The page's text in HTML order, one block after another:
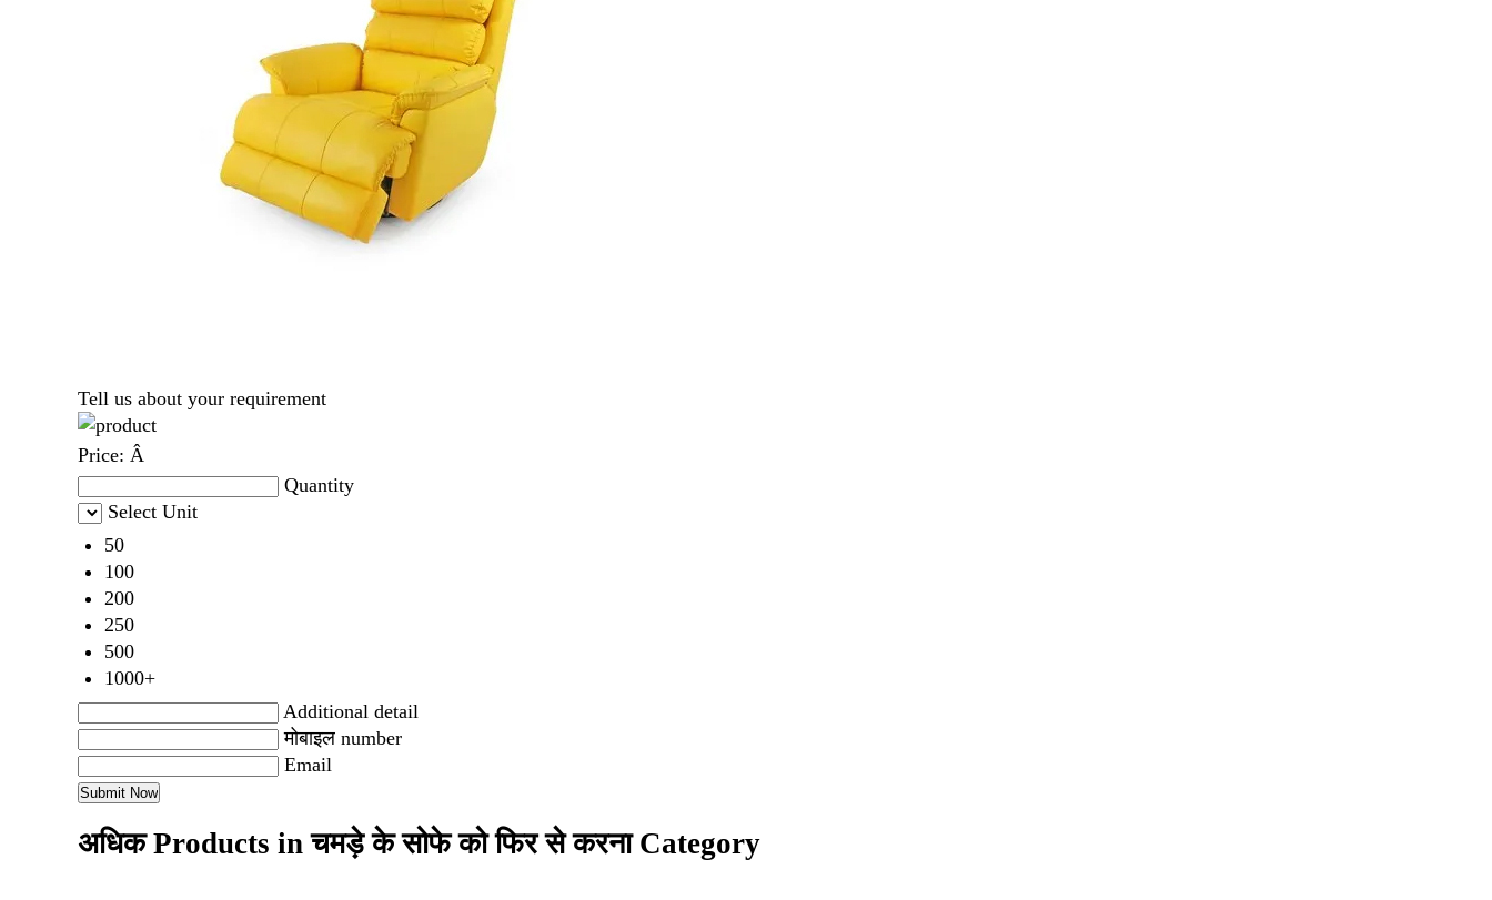
Tell us about your requirement
Price: Â
Quantity
Select Unit
50
100
200
250
500
1000+
Additional detail
मोबाइल number
Email
अधिक Products in चमड़े के सोफे को फिर से करना Category